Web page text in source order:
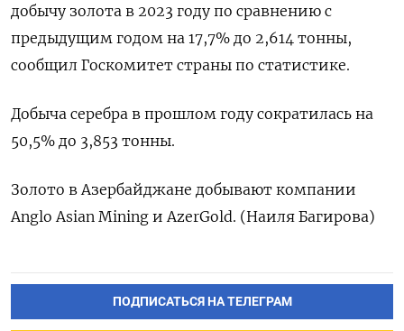
добычу золота в 2023 году по сравнению с
предыдущим годом на 17,7% до 2,614 тонны,
сообщил Госкомитет страны по статистике.
Добыча серебра в прошлом году сократилась на
50,5% до 3,853 тонны.
Золото в Азербайджане добывают компании
Anglo Asian Mining и AzerGold. (Наиля Багирова)
ПОДПИСАТЬСЯ НА ТЕЛЕГРАМ